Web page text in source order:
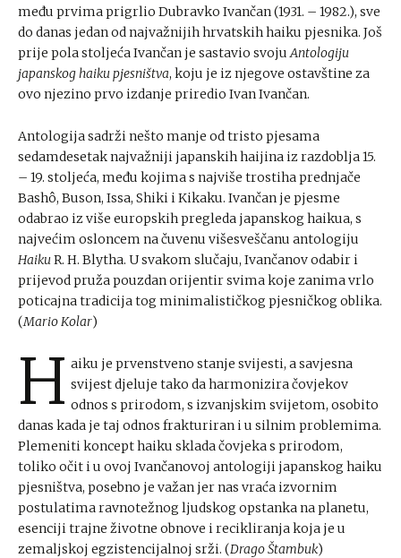
među prvima prigrlio Dubravko Ivančan (1931. – 1982.), sve
do danas jedan od najvažnijih hrvatskih haiku pjesnika. Još
prije pola stoljeća Ivančan je sastavio svoju Antologiju
japanskog haiku pjesništva, koju je iz njegove ostavštine za
ovo njezino prvo izdanje priredio Ivan Ivančan.
Antologija sadrži nešto manje od tristo pjesama
sedamdesetak najvažniji japanskih haijina iz razdoblja 15.
– 19. stoljeća, među kojima s najviše trostiha prednjače
Bashô, Buson, Issa, Shiki i Kikaku. Ivančan je pjesme
odabrao iz više europskih pregleda japanskog haikua, s
najvećim osloncem na čuvenu višesveščanu antologiju
Haiku R. H. Blytha. U svakom slučaju, Ivančanov odabir i
prijevod pruža pouzdan orijentir svima koje zanima vrlo
poticajna tradicija tog minimalističkog pjesničkog oblika.
(Mario Kolar)
H aiku je prvenstveno stanje svijesti, a savjesna
svijest djeluje tako da harmonizira čovjekov
odnos s prirodom, s izvanjskim svijetom, osobito
danas kada je taj odnos frakturiran i u silnim problemima.
Plemeniti koncept haiku sklada čovjeka s prirodom,
toliko očit i u ovoj Ivančanovoj antologiji japanskog haiku
pjesništva, posebno je važan jer nas vraća izvornim
postulatima ravnotežnog ljudskog opstanka na planetu,
esenciji trajne životne obnove i recikliranja koja je u
zemaljskoj egzistencijalnoj srži. (Drago Štambuk)